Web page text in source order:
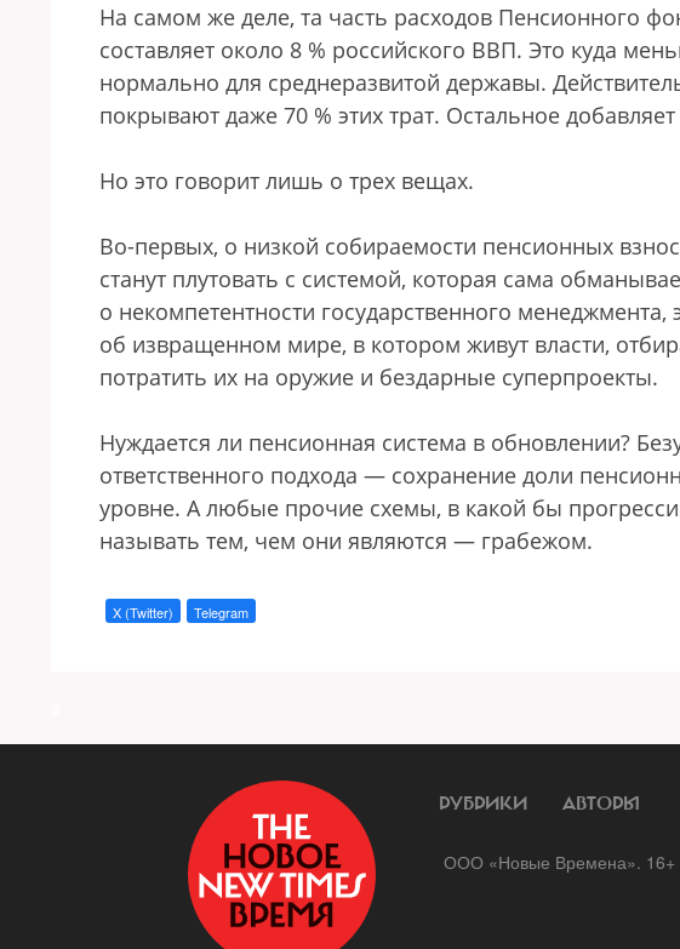
На самом же деле, та часть расходов Пенсионного
составляет около 8 % российского ВВП. Это куда
нормально для среднеразвитой державы.
покрывают даже 70 % этих трат. Остальное
Но это говорит лишь о трех вещах.
Во-первых, о низкой собираемости пенсионных
станут плутовать с системой, которая сама
о некомпетентности государственного
об извращенном мире, в котором живут власти,
потратить их на оружие и бездарные суперпроекты.
Нуждается ли пенсионная система в обновлении?
ответственного подхода — сохранение доли
уровне. А любые прочие схемы, в какой бы
называть тем, чем они являются — грабежом.
X (Twitter) Telegram
РУБРИКИ АВТОРЫ
ООО «Новые Времена». 16+